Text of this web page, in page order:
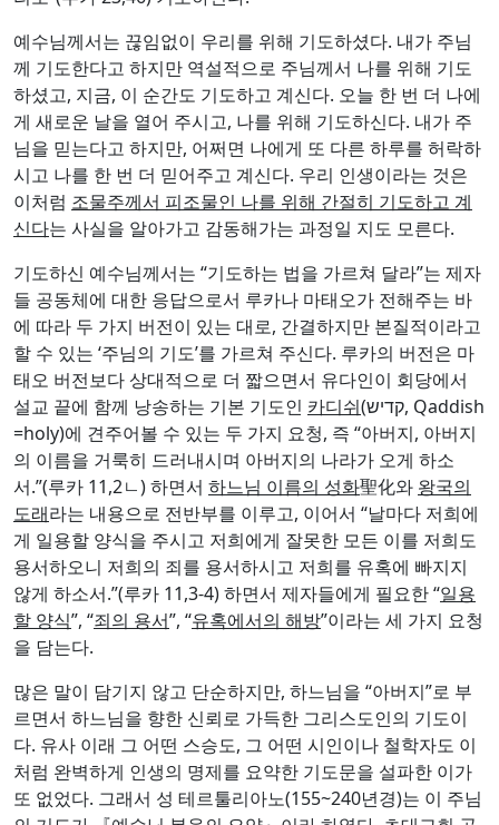
예수님께서는 끊임없이 우리를 위해 기도하셨다. 내가 주님
께 기도한다고 하지만 역설적으로 주님께서 나를 위해 기도
하셨고, 지금, 이 순간도 기도하고 계신다. 오늘 한 번 더 나에
게 새로운 날을 열어 주시고, 나를 위해 기도하신다. 내가 주
님을 믿는다고 하지만, 어쩌면 나에게 또 다른 하루를 허락하
시고 나를 한 번 더 믿어주고 계신다. 우리 인생이라는 것은
이처럼조물주께서 피조물인 나를 위해 간절히 기도하고 계
신다는 사실을 알아가고 감동해가는 과정일 지도 모른다.
기도하신 예수님께서는 “기도하는 법을 가르쳐 달라”는 제자
들 공동체에 대한 응답으로서 루카나 마태오가 전해주는 바
에 따라 두 가지 버전이 있는 대로, 간결하지만 본질적이라고
할 수 있는 ‘주님의 기도’를 가르쳐 주신다. 루카의 버전은 마
태오 버전보다 상대적으로 더 짧으면서 유다인이 회당에서
설교 끝에 함께 낭송하는 기본 기도인카디쉬(קדיש, Qaddish
=holy)에 견주어볼 수 있는 두 가지 요청, 즉 “아버지, 아버지
의 이름을 거룩히 드러내시며 아버지의 나라가 오게 하소
서.”(루카 11,2ㄴ) 하면서하느님 이름의 성화聖化와 왕국의
도래라는 내용으로 전반부를 이루고, 이어서 “날마다 저희에
게 일용할 양식을 주시고 저희에게 잘못한 모든 이를 저희도
용서하오니 저희의 죄를 용서하시고 저희를 유혹에 빠지지
않게 하소서.”(루카 11,3-4) 하면서 제자들에게 필요한 “일용
할 양식”, “죄의 용서”, “유혹에서의 해방”이라는 세 가지 요청
을 담는다.
많은 말이 담기지 않고 단순하지만, 하느님을 “아버지”로 부
르면서 하느님을 향한 신뢰로 가득한 그리스도인의 기도이
다. 유사 이래 그 어떤 스승도, 그 어떤 시인이나 철학자도 이
처럼 완벽하게 인생의 명제를 요약한 기도문을 설파한 이가
또 없었다. 그래서 성 테르툴리아노(155~240년경)는 이 주님
의 기도가 『예수님 복음의 요약』이라 하였다. 초대교회 공